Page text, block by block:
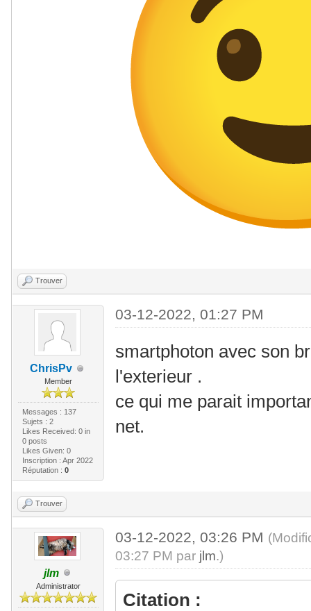
Trouver
ChrisPv
Member
Messages : 137
Sujets : 2
Likes Received: 0in
0 posts
Likes Given: 0
Inscription : Apr 2022
Réputation : 0
03-12-2022, 01:27 PM
smartphoton avec son
l'exterieur .
ce qui me parait
net.
Trouver
jlm
Administrator
03-12-2022, 03:26 PM
03:27 PM par jlm.)
Citation :